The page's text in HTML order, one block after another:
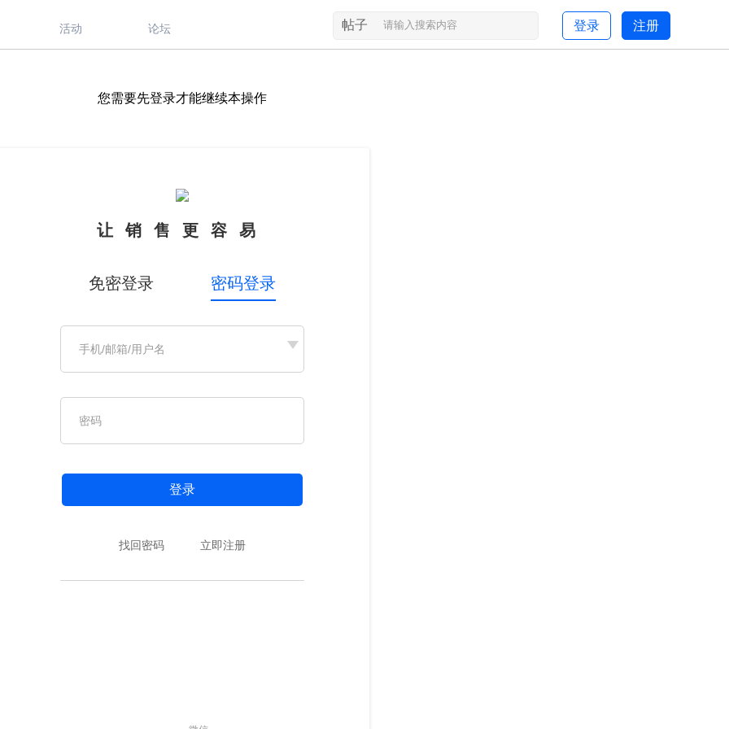
活动 论坛 注册
登录
帖子
您需要先登录才能继续本操作
让销售更容易
免密登录 密码登录
登录
找回密码 立即注册